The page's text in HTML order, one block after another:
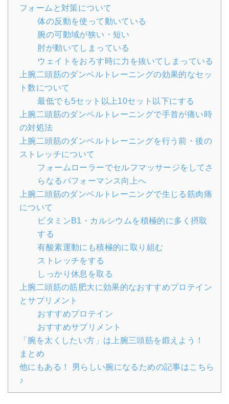
フォームと対策について
体の反動を使って動いている
腕の可動域が狭い・短い
肘が動いてしまっている
ウェイトをおろす時に力を抜いてしまっている
上腕二頭筋のダンベルトレーニングの効果的なセッ
ト数について
最低でも5セット以上10セット以下にする
上腕二頭筋のダンベルトレーニングで手首が痛い時
の対処法
上腕二頭筋のダンベルトレーニングを行う前・後の
ストレッチについて
フォームローラーでセルフマッサージをしてさ
らなるパフォーマンス向上へ
上腕二頭筋のダンベルトレーニングで生じる筋肉痛
について
ビタミンB1・カルシウムを積極的に多く摂取
する
有酸素運動にも積極的に取り組む
ストレッチをする
しっかり休息を取る
上腕二頭筋の筋肥大に効果的なおすすめプロテイン
とサプリメント
おすすめプロテイン
おすすめサプリメント
「腕を太くしたい方」は上腕三頭筋を鍛えよう！
まとめ
他にもある！ 男らしい腕になるための記事はこちら
♪